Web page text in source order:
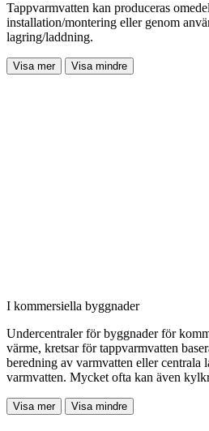
Tappvarmvatten kan produceras
installation/montering eller genom
lagring/laddning.
Visa mer Visa mindre
I kommersiella byggnader
Undercentraler för byggnader för
värme, kretsar för tappvarmvatten
beredning av varmvatten eller centrala
varmvatten. Mycket ofta kan även
Visa mer Visa mindre